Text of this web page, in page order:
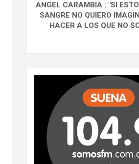
ANGEL CARAMBIA : "SI
SANGRE NO QUIERO
HACER A LOS QUE NO